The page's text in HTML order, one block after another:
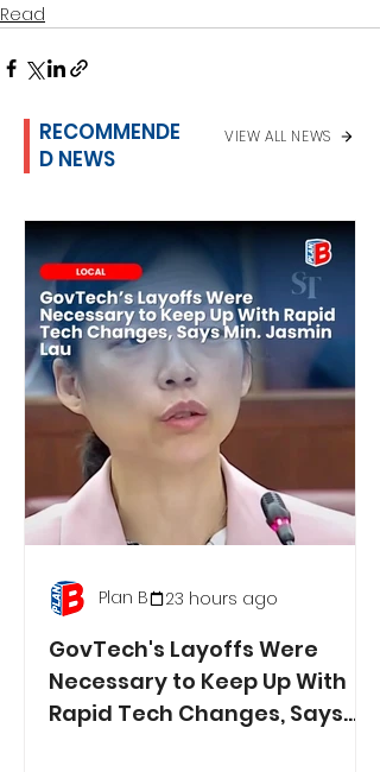
Read
RECOMMENDE
D NEWS
VIEW ALL NEWS
GovTech's Layoffs Were
Necessary to Keep Up With
Rapid Tech Changes, Says
Plan B 23 hours ago